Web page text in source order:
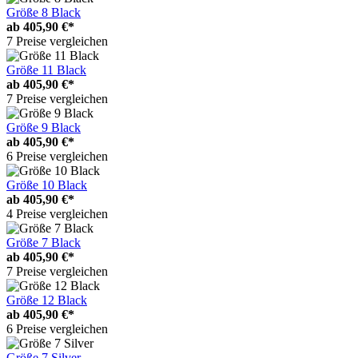
Größe 8 Black
ab 405,90 €*
7 Preise vergleichen
Größe 11 Black
ab 405,90 €*
7 Preise vergleichen
Größe 9 Black
ab 405,90 €*
6 Preise vergleichen
Größe 10 Black
ab 405,90 €*
4 Preise vergleichen
Größe 7 Black
ab 405,90 €*
7 Preise vergleichen
Größe 12 Black
ab 405,90 €*
6 Preise vergleichen